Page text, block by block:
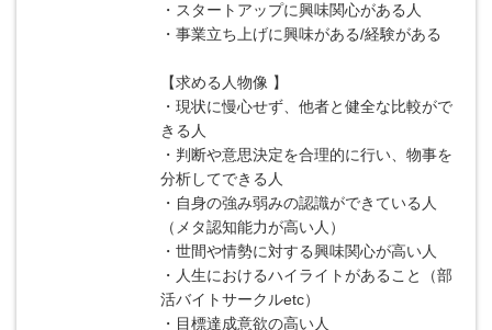
・スタートアップに興味関心がある人
・事業立ち上げに興味がある/経験がある
【求める人物像 】
・現状に慢心せず、他者と健全な比較がで
きる人
・判断や意思決定を合理的に行い、物事を
分析してできる人
・自身の強み弱みの認識ができている人
（メタ認知能力が高い人）
・世間や情勢に対する興味関心が高い人
・人生におけるハイライトがあること（部
活バイトサークルetc）
・目標達成意欲の高い人